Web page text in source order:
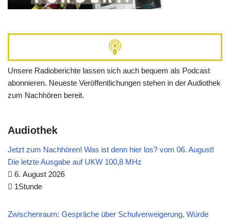
Unsere Radioberichte lassen sich auch bequem als Podcast
abonnieren. Neueste Veröffentlichungen stehen in der Audiothek
zum Nachhören bereit.
Audiothek
Jetzt zum Nachhören! Was ist denn hier los? vom 06. August!
Die letzte Ausgabe auf UKW 100,8 MHz
6. August 2026
1Stunde
Zwischenraum: Gespräche über Schulverweigerung, Würde